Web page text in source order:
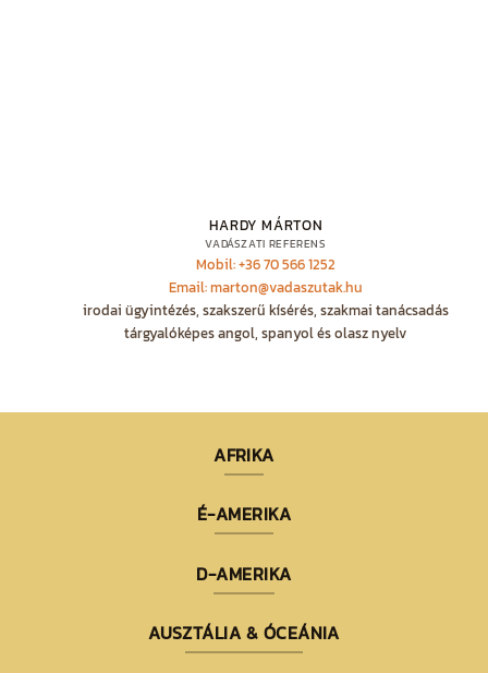
HARDY MÁRTON
VADÁSZATI REFERENS
Mobil: +36 70 566 1252
Email: marton@vadaszutak.hu
irodai ügyintézés, szakszerű kísérés, szakmai tanácsadás
tárgyalóképes angol, spanyol és olasz nyelv
AFRIKA
É-AMERIKA
D-AMERIKA
AUSZTÁLIA & ÓCEÁNIA